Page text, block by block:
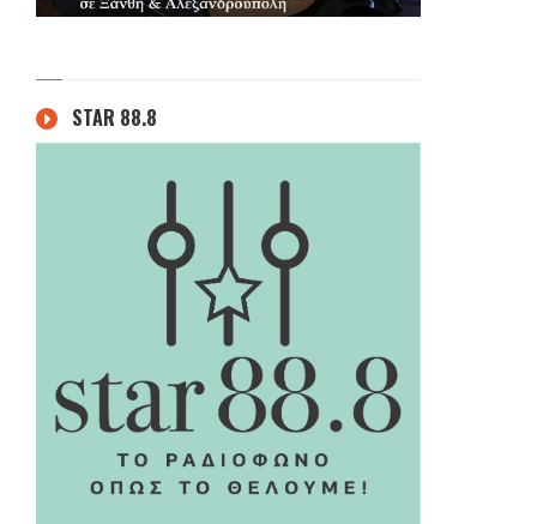
STAR 88.8